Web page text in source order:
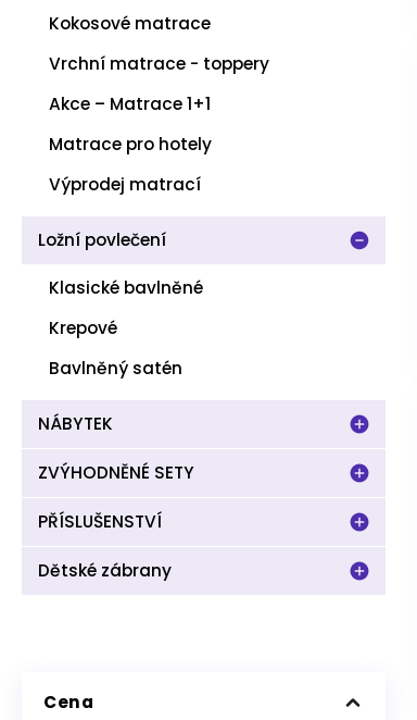
Kokosové matrace
Vrchní matrace - toppery
Akce – Matrace 1+1
Matrace pro hotely
Výprodej matrací
Ložní povlečení
Klasické bavlněné
Krepové
Bavlněný satén
NÁBYTEK
ZVÝHODNĚNÉ SETY
PŘÍSLUŠENSTVÍ
Dětské zábrany
Cena